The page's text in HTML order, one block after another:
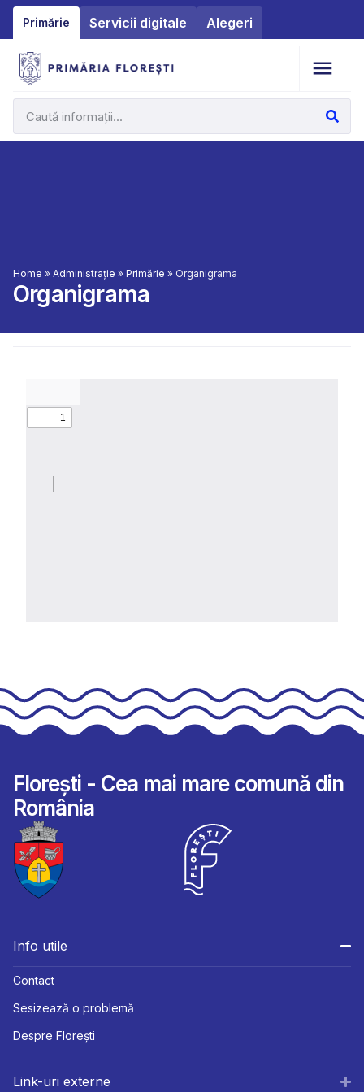
Primărie Servicii digitale Alegeri
Home » Administrație » Primărie » Organigrama
Organigrama
Florești - Cea mai mare comună din
România
Info utile
Contact
Sesizează o problemă
Despre Florești
Link-uri externe